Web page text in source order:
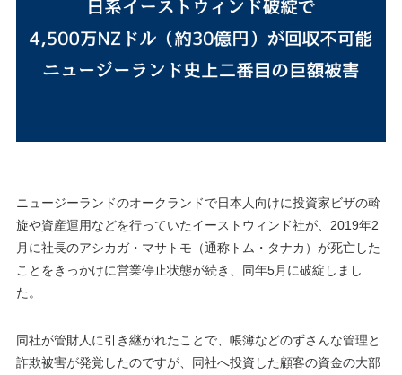
ニュージーランドのオークランドで日本人向けに投資家ビザの斡
旋や資産運用などを行っていたイーストウィンド社が、2019年2
月に社長のアシカガ・マサトモ（通称トム・タナカ）が死亡した
ことをきっかけに営業停止状態が続き、同年5月に破綻しまし
た。
同社が管財人に引き継がれたことで、帳簿などのずさんな管理と
詐欺被害が発覚したのですが、同社へ投資した顧客の資金の大部